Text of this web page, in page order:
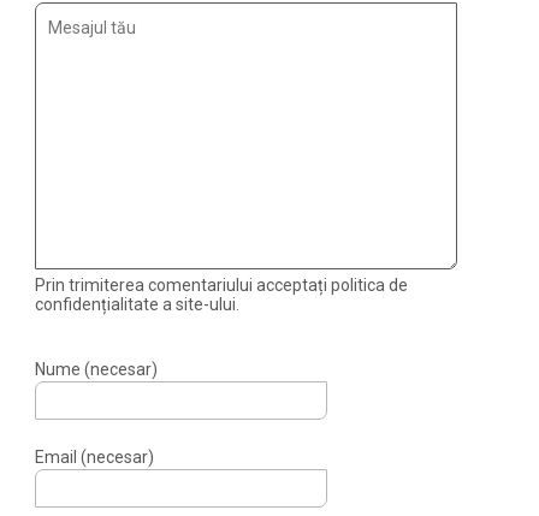
Prin trimiterea comentariului acceptați politica de
confidențialitate a site-ului.
Nume (necesar)
Email (necesar)